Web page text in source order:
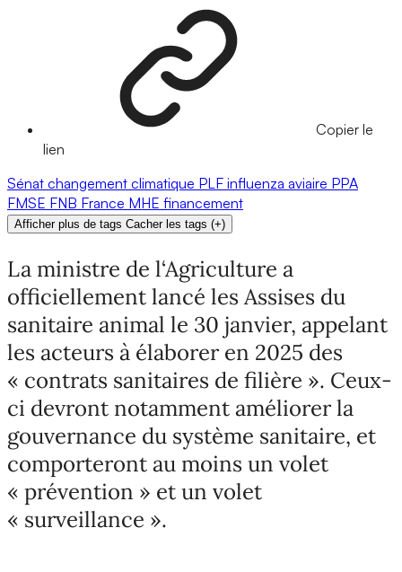
Copier le
lien
Sénat changement climatique PLF influenza aviaire PPA
FMSE FNB France MHE financement
Afficher plus de tags Cacher les tags (+)
La ministre de l‘Agriculture a
officiellement lancé les Assises du
sanitaire animal le 30 janvier, appelant
les acteurs à élaborer en 2025 des
« contrats sanitaires de filière ». Ceux-
ci devront notamment améliorer la
gouvernance du système sanitaire, et
comporteront au moins un volet
« prévention » et un volet
« surveillance ».